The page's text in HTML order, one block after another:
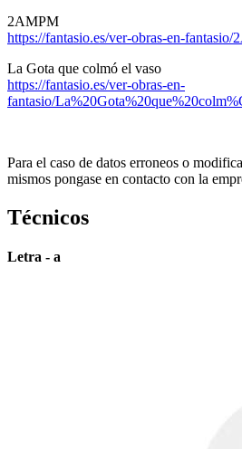
2AMPM
https://fantasio.es/ver-obras-en-
La Gota que colmó el vaso
https://fantasio.es/ver-obras-en-
fantasio/
Para el caso de datos erroneos o
mismos pongase en contacto con la
Técnicos
Letra - a